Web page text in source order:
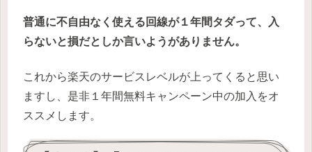
普通に不自由なく使える回線が１年間タダって、入
らないと損だとしか言いようがありません。
これから楽天のサービスレベルが上ってくると思い
ますし、是非１年間無料キャンペーン中の加入をオ
ススメします。